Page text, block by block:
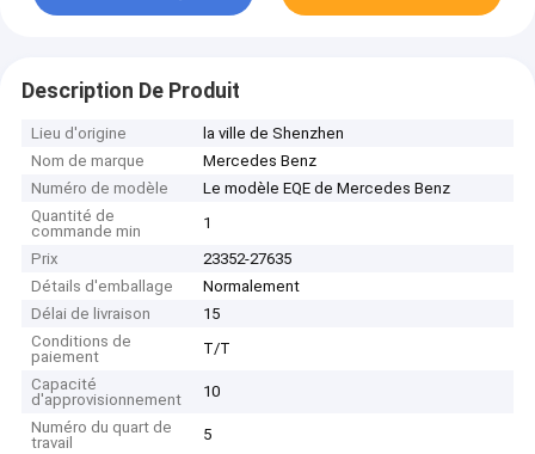
Description De Produit
Lieu d'origine
la ville de Shenzhen
Nom de marque
Mercedes Benz
Numéro de modèle
Le modèle EQE de Mercedes Benz
Quantité de
commande min
1
Prix
23352-27635
Détails d'emballage
Normalement
Délai de livraison
15
Conditions de
paiement
T/T
Capacité
d'approvisionnement
10
Numéro du quart de
travail
5